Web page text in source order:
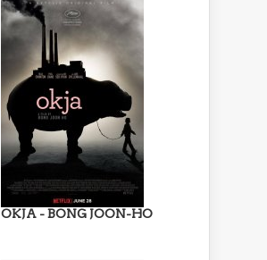
OKJA - BONG JOON-HO